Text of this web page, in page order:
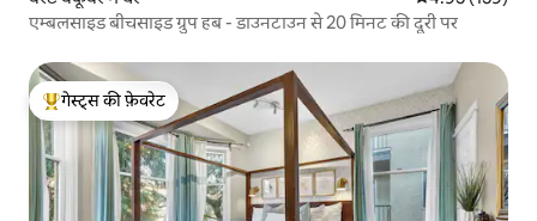
एम्बलसाइड बीचसाइड ग्रुप हब - डाउनटाउन से 20 मिनट की दूरी पर
गेस्ट्स का टॉप फ़ेवरेट
गेस्ट्स की फ़ेवरेट